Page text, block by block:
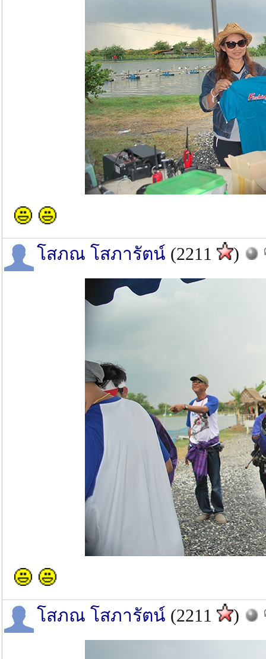
โสภณ โสภารัตน์ (2211 )
โสภณ โสภารัตน์ (2211 )